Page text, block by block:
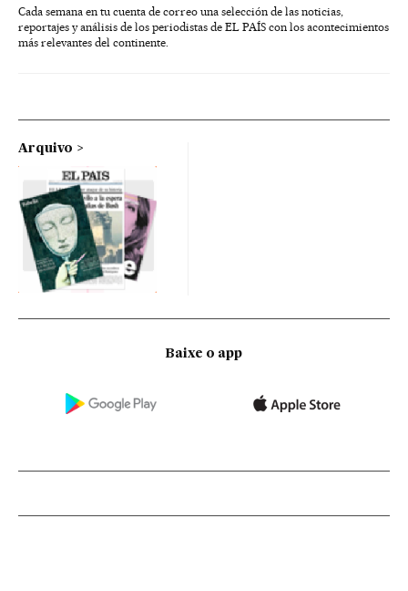
Cada semana en tu cuenta de correo una selección de las noticias,
reportajes y análisis de los periodistas de EL PAÍS con los acontecimientos
más relevantes del continente.
Arquivo
Baixe o app